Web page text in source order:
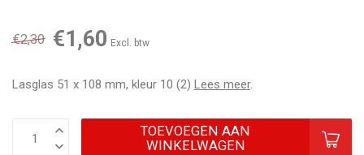
€2,30 €1,60 Excl. btw
Lasglas 51 x 108 mm, kleur 10 (2) Lees meer.
TOEVOEGEN AAN
WINKELWAGEN